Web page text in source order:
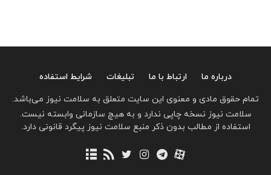
درباره ما ارتباط با ما تبلیغات
شرایط استفاده
تمام حقوق مادی و معنوی این سایت متعلق به سلامت نیوز می‌باشد.
سلامت نیوز نسخه چاپی ندارد و به هیچ سازمانی وابسته نیست.
استفاده از مطالب بدون ذکر منبع سلامت نیوز پیگرد قانونی دارد.